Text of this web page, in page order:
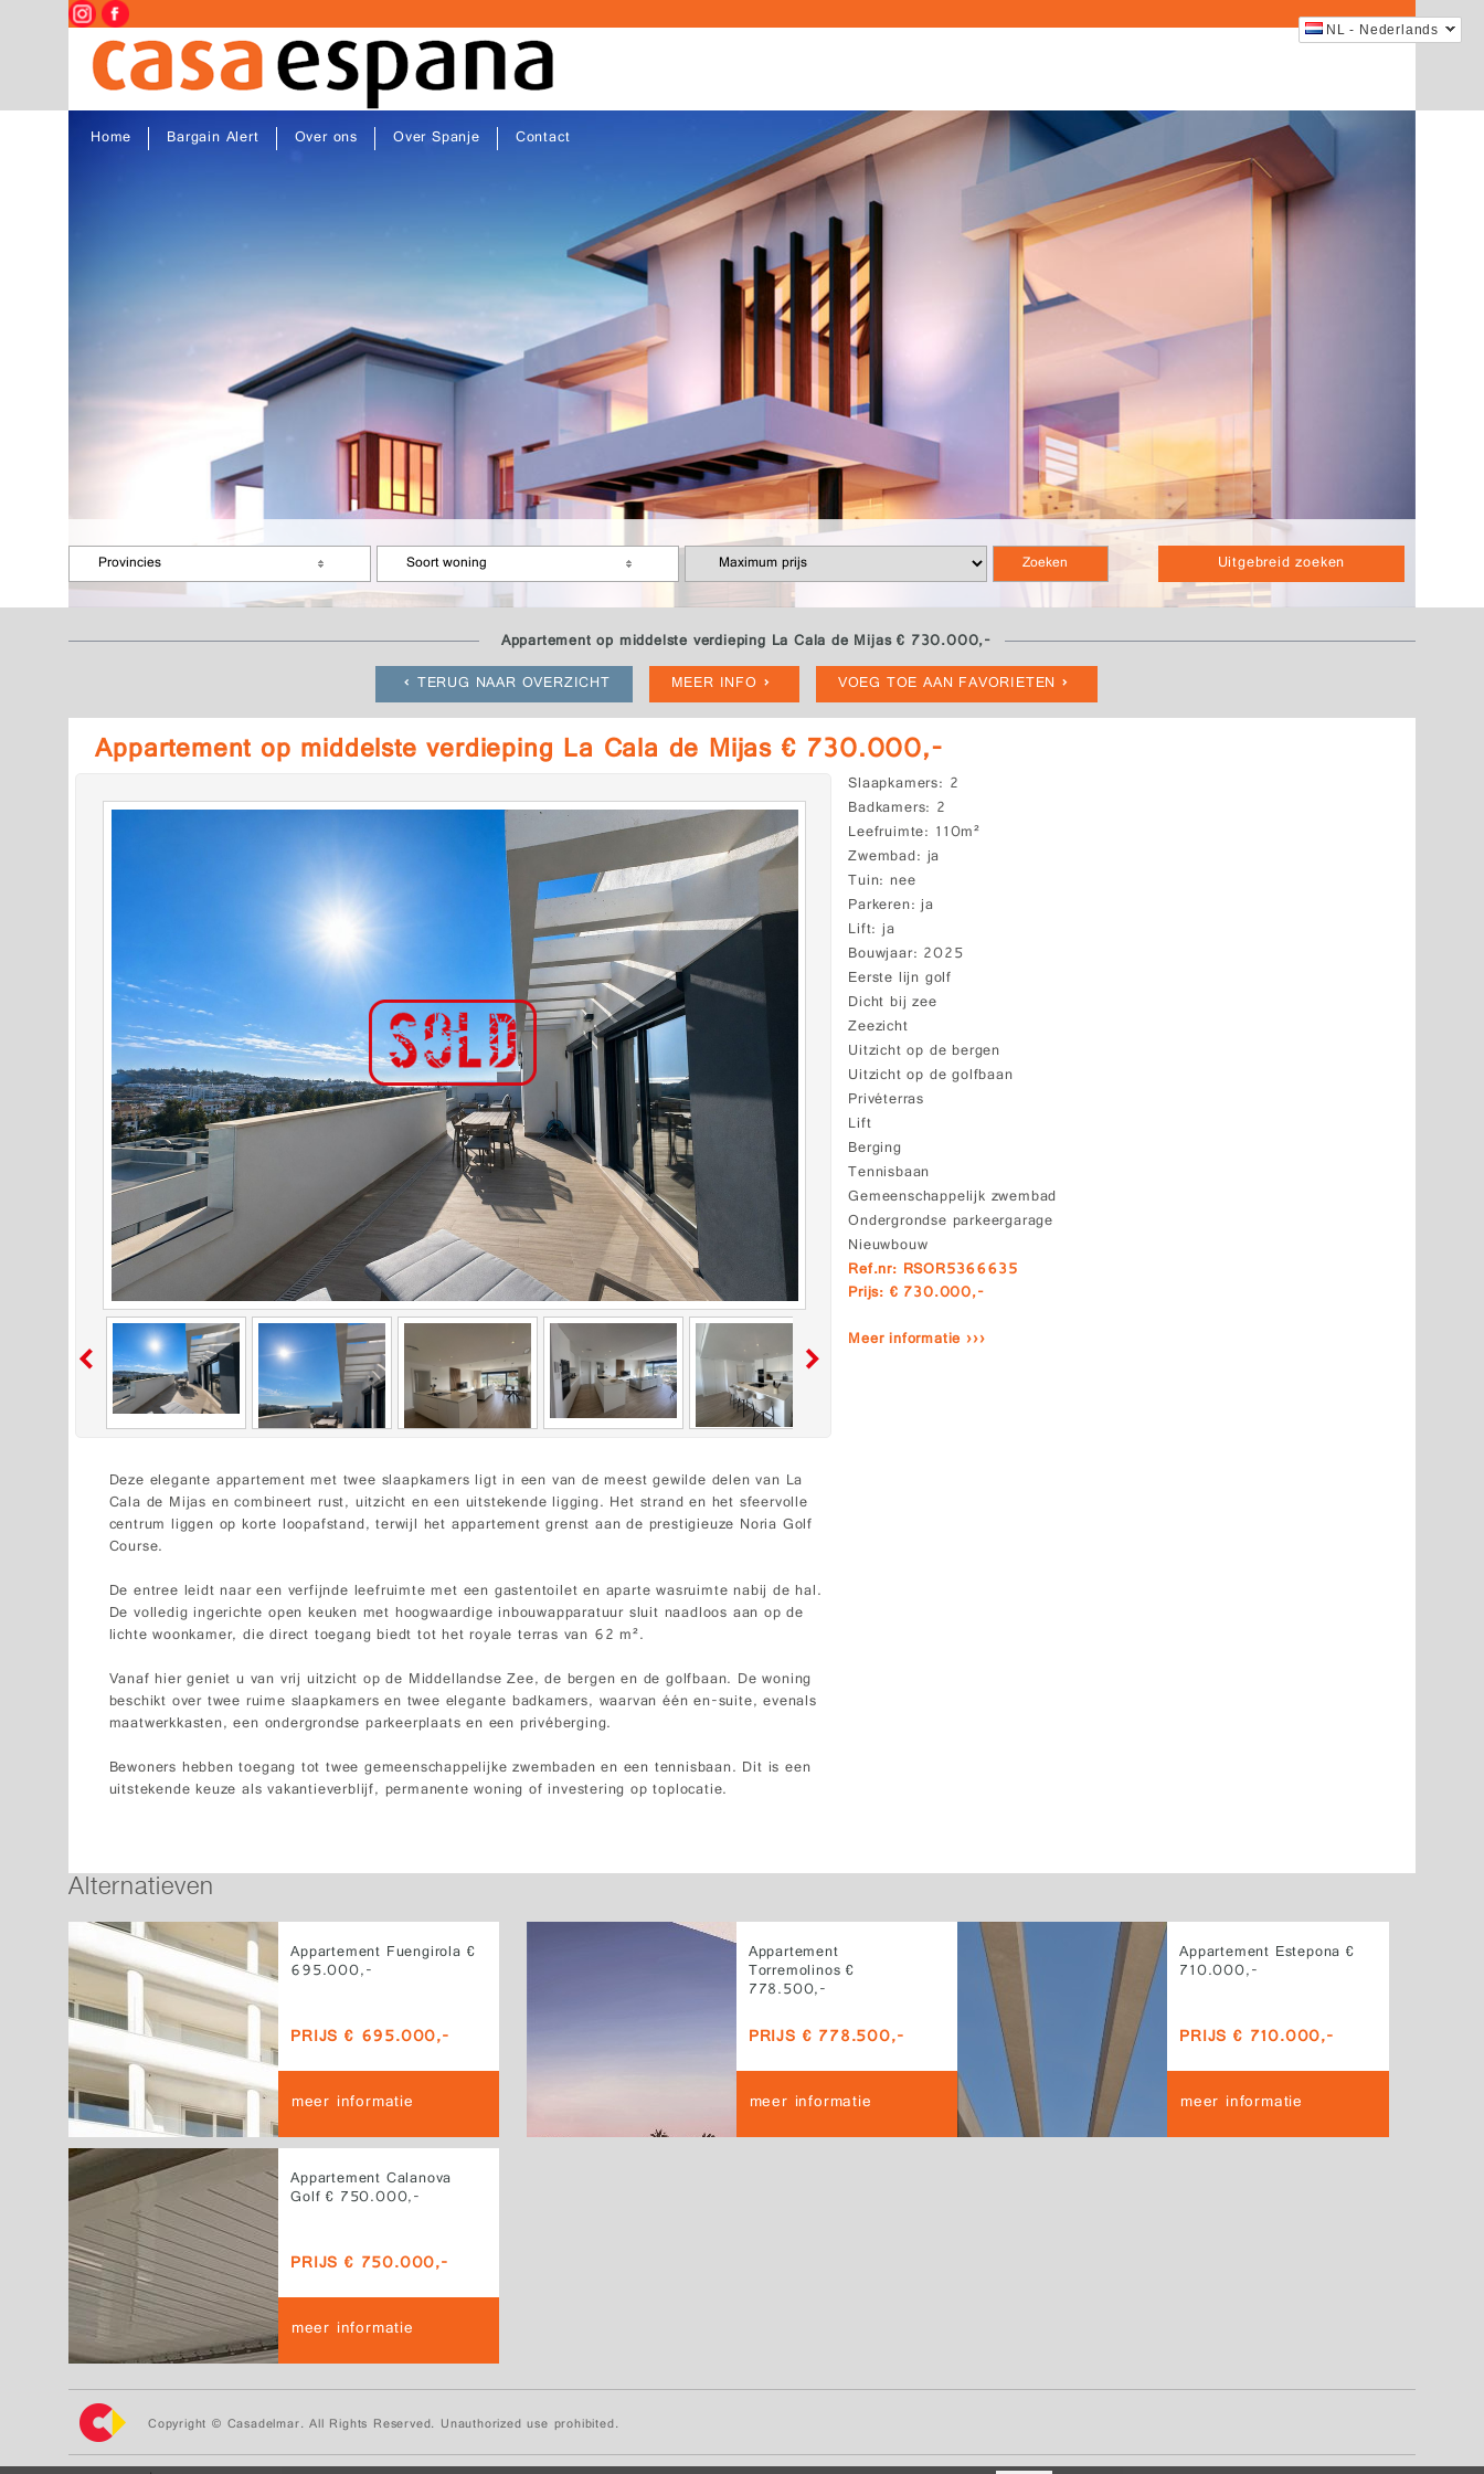
NL - Nederlands
Home Bargain Alert Over ons Over Spanje Contact
Uitgebreid zoeken
Provincies Soort woning
Appartement op middelste verdieping La Cala de Mijas € 730.000,-
TERUG NAAR OVERZICHT
MEER INFO VOEG TOE AAN FAVORIETEN
Appartement op middelste verdieping La Cala de Mijas € 730.000,-
Slaapkamers 2
Badkamers 2
Leefruimte 110m²
Zwembad ja
Tuin nee
Parkeren ja
Lift ja
Bouwjaar 2025
Eerste lijn golf
Dicht bij zee
Zeezicht
Uitzicht op de bergen
Uitzicht op de golfbaan
Privéterras
Lift
Berging
Tennisbaan
Gemeenschappelijk zwembad
Ondergrondse parkeergarage
Nieuwbouw
Ref.nr: RSOR5366635
Prijs: € 730.000,-
Meer informatie ›››
Deze elegante appartement met twee slaapkamers ligt in een van de meest gewilde delen van La
Cala de Mijas en combineert rust, uitzicht en een uitstekende ligging. Het strand en het sfeervolle
centrum liggen op korte loopafstand, terwijl het appartement grenst aan de prestigieuze Noria Golf
Course.
De entree leidt naar een verfijnde leefruimte met een gastentoilet en aparte wasruimte nabij de hal.
De volledig ingerichte open keuken met hoogwaardige inbouwapparatuur sluit naadloos aan op de
lichte woonkamer, die direct toegang biedt tot het royale terras van 62 m².
Vanaf hier geniet u van vrij uitzicht op de Middellandse Zee, de bergen en de golfbaan. De woning
beschikt over twee ruime slaapkamers en twee elegante badkamers, waarvan één en-suite, evenals
maatwerkkasten, een ondergrondse parkeerplaats en een privéberging.
Bewoners hebben toegang tot twee gemeenschappelijke zwembaden en een tennisbaan. Dit is een
uitstekende keuze als vakantieverblijf, permanente woning of investering op toplocatie.
Alternatieven
Appartement Fuengirola €
695.000,-
PRIJS € 695.000,-
meer informatie
Appartement
Torremolinos €
778.500,-
PRIJS € 778.500,-
meer informatie
Appartement Estepona €
710.000,-
PRIJS € 710.000,-
meer informatie
Appartement Calanova
Golf € 750.000,-
PRIJS € 750.000,-
meer informatie
Copyright © Casadelmar. All Rights Reserved. Unauthorized use prohibited.